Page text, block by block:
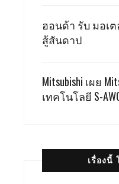
ฮอนด้า รับ มอเ
สู้สันดาป
Mitsubishi เผย
เทคโนโลยี S-
เรื่องนี้